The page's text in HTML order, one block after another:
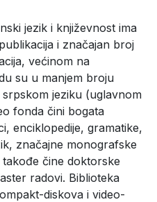
jezik i književnost ima
i značajan broj
većinom na
su u manjem broju
jeziku (uglavnom
fonda čini bogata
enciklopedije, gramatike,
značajne monografske
čine doktorske
radovi. Biblioteka
diskova i video-